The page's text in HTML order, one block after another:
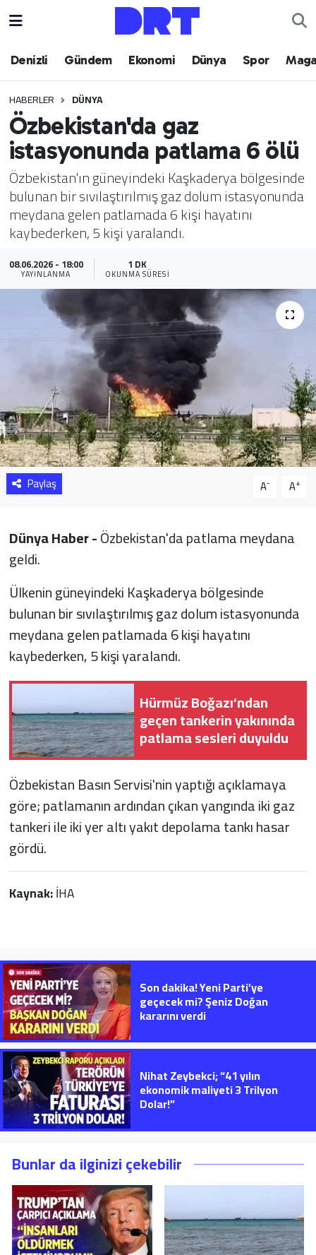
Denizli Gündem Ekonomi Dünya Spor
HABERLER DÜNYA
Özbekistan'da gaz
istasyonunda patlama 6 ölü
Özbekistan'ın güneyindeki Kaşkaderya bölgesinde
bulunan bir sıvılaştırılmış gaz dolum istasyonunda
meydana gelen patlamada 6 kişi hayatını
kaybederken, 5 kişi yaralandı.
08.06.2026 - 18:00
YAYINLANMA
1 DK
OKUNMA SÜRESI
Paylaş A- A+
Dünya Haber -Özbekistan'da patlama meydana
geldi.
Ülkenin güneyindeki Kaşkaderya bölgesinde
bulunan bir sıvılaştırılmış gaz dolum istasyonunda
meydana gelen patlamada 6 kişi hayatını
kaybederken, 5 kişi yaralandı.
Hürmüz Boğazı’ndan
geçen tankerin yakınında
patlama sesleri duyuldu
Özbekistan Basın Servisi'nin yaptığı açıklamaya
göre; patlamanın ardından çıkan yangında iki gaz
tankeri ile iki yer altı yakıt depolama tankı hasar
gördü.
Kaynak:İHA
Son dakika! Yeni Parti’ye
geçecek mi? Şeniz Doğan
kararını verdi
Nihat Zeybekci; “41 yılın
ekonomik maliyeti 3 Trilyon
Dolar!”
Bunlar da ilginizi çekebilir
Denizli
Gündem
Ekonomi
Dünya
Spor
Magazin
Teknoloji
Yaşam
Yazarlar
Resmi İlan
Resmi Reklam
Hava Durumu
Trafik Durumu
Puan Durumu ve Fikstür
Tüm Manşetler
Son Dakika Haberleri
Haber Arşivi